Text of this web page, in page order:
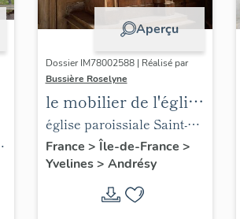
Aperçu
Dossier IM78002588 | Réalisé par
Bussière Roselyne
le mobilier de l'église
Saint-Germain-de-
Paris (liste
supplémentaire)
église paroissiale Saint-
Germain
France > Île-de-France >
Yvelines> Andrésy